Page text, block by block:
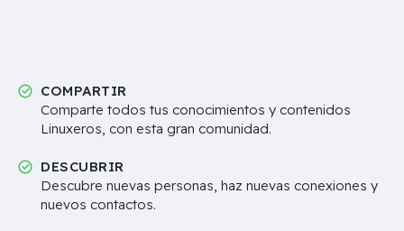
COMPARTIR
Comparte todos tus conocimientos y contenidos
Linuxeros, con esta gran comunidad.
DESCUBRIR
Descubre nuevas personas, haz nuevas conexiones y
nuevos contactos.